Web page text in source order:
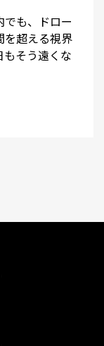
も、ドロー
を超える視界
そう遠くな